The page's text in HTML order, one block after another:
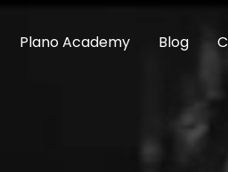
Plano Academy Blog